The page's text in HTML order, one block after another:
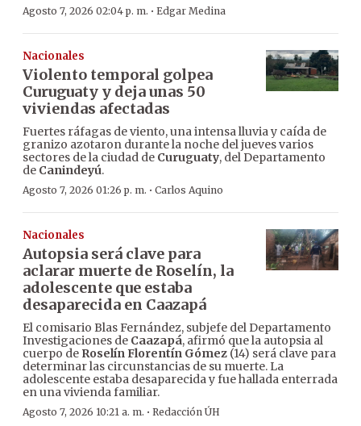
Agosto 7, 2026 02:04 p. m. · Edgar Medina
Nacionales
Violento temporal golpea
Curuguaty y deja unas 50
viviendas afectadas
Fuertes ráfagas de viento, una intensa lluvia y caída de
granizo azotaron durante la noche del jueves varios
sectores de la ciudad de Curuguaty, del Departamento
de Canindeyú.
Agosto 7, 2026 01:26 p. m. · Carlos Aquino
Nacionales
Autopsia será clave para
aclarar muerte de Roselín, la
adolescente que estaba
desaparecida en Caazapá
El comisario Blas Fernández, subjefe del Departamento
Investigaciones de Caazapá, afirmó que la autopsia al
cuerpo de Roselín Florentín Gómez (14) será clave para
determinar las circunstancias de su muerte. La
adolescente estaba desaparecida y fue hallada enterrada
en una vivienda familiar.
Agosto 7, 2026 10:21 a. m. · Redacción ÚH